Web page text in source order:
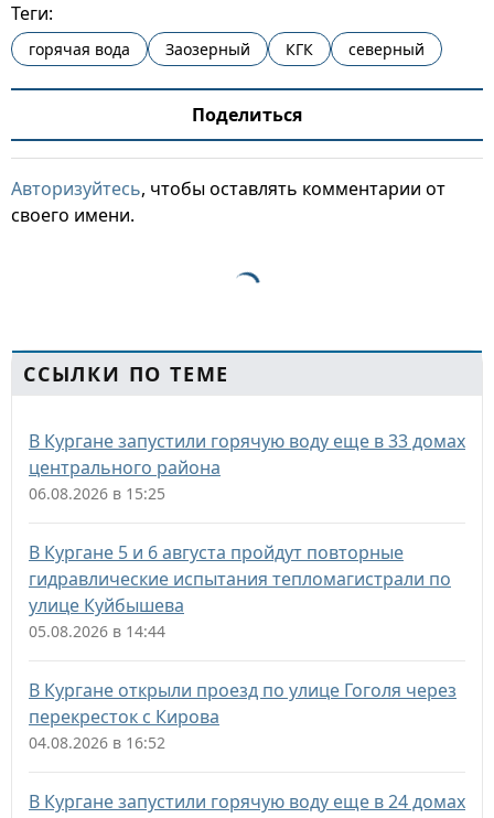
Теги:
горячая вода Заозерный КГК северный
Поделиться
Авторизуйтесь, чтобы оставлять комментарии от
своего имени.
ССЫЛКИ ПО ТЕМЕ
В Кургане запустили горячую воду еще в 33 домах
центрального района
06.08.2026 в 15:25
В Кургане 5 и 6 августа пройдут повторные
гидравлические испытания тепломагистрали по
улице Куйбышева
05.08.2026 в 14:44
В Кургане открыли проезд по улице Гоголя через
перекресток с Кирова
04.08.2026 в 16:52
В Кургане запустили горячую воду еще в 24 домах